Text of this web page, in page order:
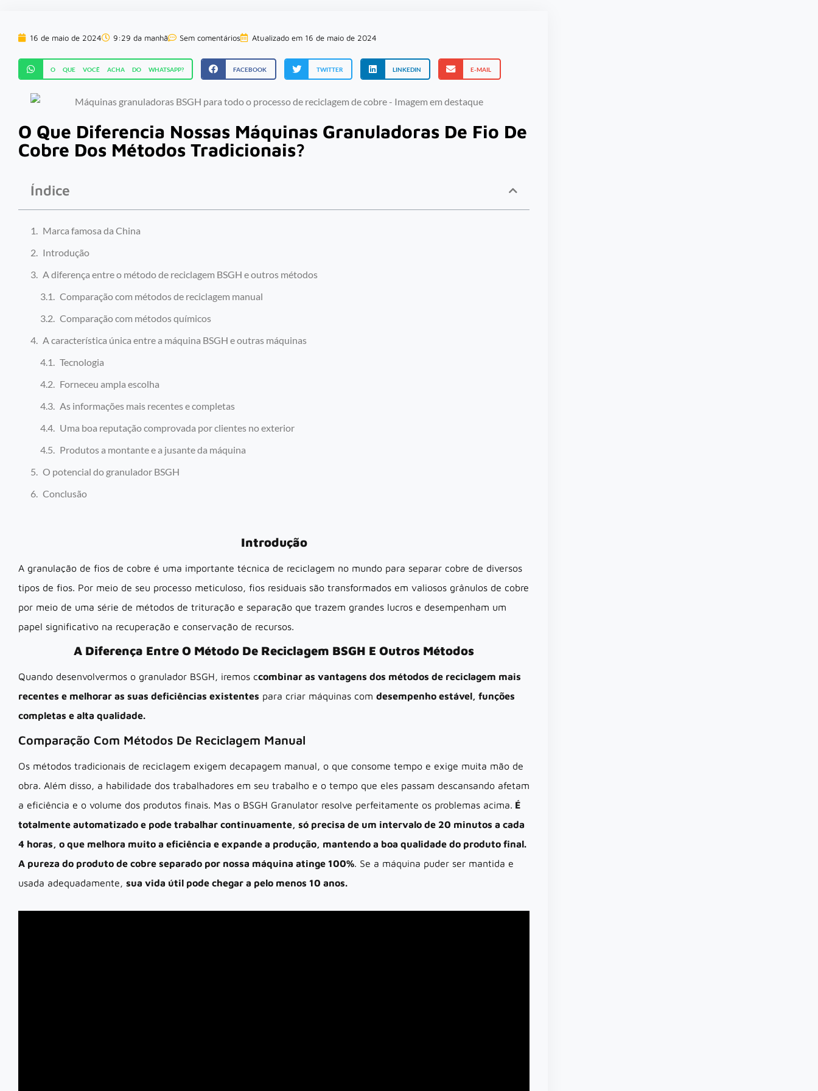
16 de maio de 2024 9:29 da manhã Sem comentários Atualizado em 16 de maio de 2024
O QUE VOCÊ ACHA DO WHATSAPP? FACEBOOK TWITTER LINKEDIN E-MAIL
O Que Diferencia Nossas Máquinas Granuladoras De Fio De
Cobre Dos Métodos Tradicionais?
Índice
Marca famosa da China
Introdução
A diferença entre o método de reciclagem BSGH e outros métodos
Comparação com métodos de reciclagem manual
Comparação com métodos químicos
A característica única entre a máquina BSGH e outras máquinas
Tecnologia
Forneceu ampla escolha
As informações mais recentes e completas
Uma boa reputação comprovada por clientes no exterior
Produtos a montante e a jusante da máquina
O potencial do granulador BSGH
Conclusão
Introdução
A granulação de fios de cobre é uma importante técnica de reciclagem no mundo para separar cobre de diversos
tipos de fios. Por meio de seu processo meticuloso, fios residuais são transformados em valiosos grânulos de cobre
por meio de uma série de métodos de trituração e separação que trazem grandes lucros e desempenham um
papel significativo na recuperação e conservação de recursos.
A Diferença Entre O Método De Reciclagem BSGH E Outros Métodos
Quando desenvolvermos o granulador BSGH, iremos ccombinar as vantagens dos métodos de reciclagem mais
recentes e melhorar as suas deficiências existentes para criar máquinas com desempenho estável, funções
completas e alta qualidade.
Comparação Com Métodos De Reciclagem Manual
Os métodos tradicionais de reciclagem exigem decapagem manual, o que consome tempo e exige muita mão de
obra. Além disso, a habilidade dos trabalhadores em seu trabalho e o tempo que eles passam descansando afetam
a eficiência e o volume dos produtos finais. Mas o BSGH Granulator resolve perfeitamente os problemas acima. É
totalmente automatizado e pode trabalhar continuamente, só precisa de um intervalo de 20 minutos a cada
4 horas, o que melhora muito a eficiência e expande a produção, mantendo a boa qualidade do produto final.
A pureza do produto de cobre separado por nossa máquina atinge 100%. Se a máquina puder ser mantida e
usada adequadamente, sua vida útil pode chegar a pelo menos 10 anos.